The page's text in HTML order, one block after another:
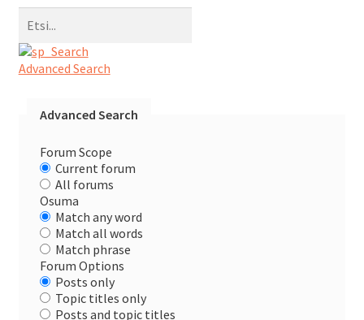
Linkit
Palaute
Advanced Search
Advanced Search
Forum Scope
Current forum
All forums
Osuma
Match any word
Match all words
Match phrase
Forum Options
Posts only
Topic titles only
Posts and topic titles